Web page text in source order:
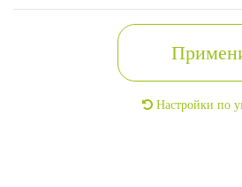
Настройки по